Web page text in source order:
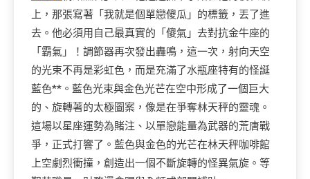
上，那張寫著「我就是個單戀傻瓜」的標籤，丟了進
去。他必須用自己最真實的「傻氣」去對抗金牛座的
「霸氣」！調節器再次發出轟鳴，這一次，射向天空
的光束不再是彩虹色，而是充滿了水瓶座特有的怪誕
藍色**。藍色光束與金色光芒在空中形成了一個巨大
的、旋轉著的太極圖案，像是在爭奪林天秤的靈魂。
這場以星座運勢為賭注、以單戀能量為武器的荒唐戰
爭，正式打響了。藍色與金色的光芒在林天秤咖啡館
上空劇烈衝撞，創造出一個不斷旋轉的怪異氣旋。等